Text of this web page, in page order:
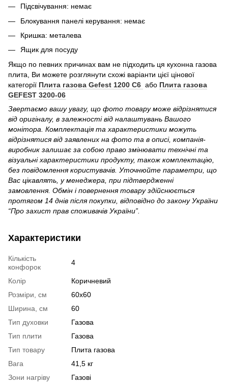
Підсвічування: немає
Блокування панелі керування: немає
Кришка: металева
Ящик для посуду
Якщо по певних причинах вам не підходить ця кухонна газова
плита, Ви можете розглянути схожі варіанти цієї цінової
категорії Плита газова Gefest 1200 С6 або Плита газова
GEFEST 3200-06
Звертаємо вашу увагу, що фото товару може відрізнятися
від оригіналу, в залежності від налаштувань Вашого
монітора. Комплектація та характеристики можуть
відрізнятися від заявлених на фото та в описі, компанія-
виробник залишає за собою право змінювати технічні та
візуальні характеристики продукту, також комплектацію,
без повідомлення користувачів. Уточнюйте параметри, що
Вас цікавлять, у менеджера, при підтвердженні
замовлення. Обмін і повернення товару здійснюється
протягом 14 днів після покупки, відповідно до закону України
“Про захист прав споживачів України”.
Характеристики
Кількість
конфорок
4
Колір
Коричневий
Розміри, см
60х60
Ширина, см
60
Тип духовки
Газова
Тип плити
Газова
Тип товару
Плита газова
Вага
41,5 кг
Зони нагріву
Газові